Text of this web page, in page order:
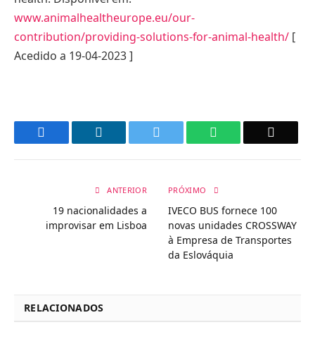
www.animalhealtheurope.eu/our-
contribution/providing-solutions-for-animal-health/ [
Acedido a 19-04-2023 ]
WhatsApp
ANTERIOR
19 nacionalidades a
improvisar em Lisboa
PRÓXIMO
IVECO BUS fornece 100
novas unidades CROSSWAY
à Empresa de Transportes
da Eslováquia
RELACIONADOS